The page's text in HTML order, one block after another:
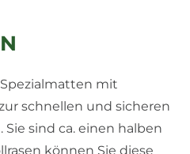
mit
schnellen und sicheren
sind ca. einen halben
können Sie diese